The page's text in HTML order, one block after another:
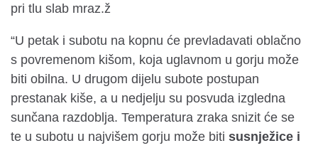
pri tlu slab mraz.ž
“U petak i subotu na kopnu će prevladavati oblačno
s povremenom kišom, koja uglavnom u gorju može
biti obilna. U drugom dijelu subote postupan
prestanak kiše, a u nedjelju su posvuda izgledna
sunčana razdoblja. Temperatura zraka snizit će se
te u subotu u najvišem gorju može biti susnježice i